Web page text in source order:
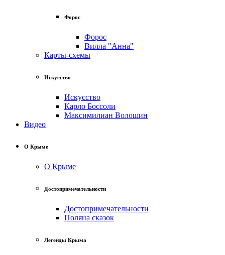
Форос
Форос
Вилла "Анна"
Карты-схемы
Искусство
Искусство
Карло Боссоли
Максимилиан Волошин
Видео
О Крыме
О Крыме
Достопримечательности
Достопримечательности
Поляна сказок
Легенды Крыма